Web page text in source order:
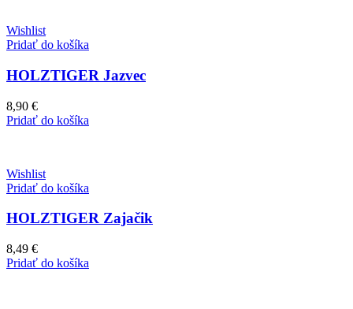
Wishlist
Pridať do košíka
HOLZTIGER Jazvec
8,90 €
Pridať do košíka
Wishlist
Pridať do košíka
HOLZTIGER Zajačik
8,49 €
Pridať do košíka